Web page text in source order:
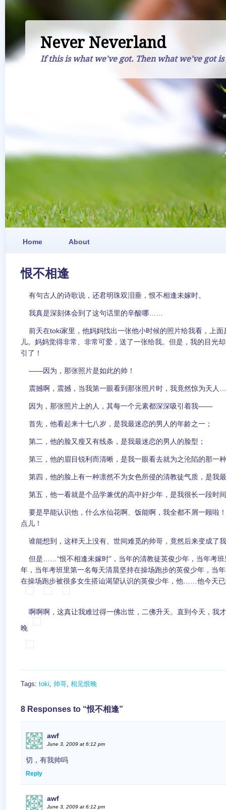
Never Neverland
If this is what we've got. Then what we've got is
Home About
恨不相逢
有句古人的诗歌说，还君明珠双泪垂，恨不相逢未嫁时。
我真是深刻体会到了这句话里的辛酸哪……
前天在toki家里，他妈妈找出一张他小时候的照片给我看，上面
儿。妈妈觉得非常、非常可爱，送了一张给我。但是，我的目光
引了！
——因为，那张照片是如此的帅！
震撼啊，震撼，当我第一眼看到那张照片时，我竟然惊为天
因为，那张照片上的人，其每一个元素都深深吸引着我——
首先，他看起来十七八岁，是我最迷恋的男人的年龄之一；
第二，他的脸又瘦又有线条，是我最迷恋的男人的脸型；
第三，他的眉目锐利而清晰，是我一眼看去就为之沦陷的那一
第四，他的脸上有一种凛然不为女色所侵的清教徒气质，是我
第五，他一看就是个品学兼优的高中好少年，是我很长一段时
要是早能认识他，什么水仙花啊、饭能啊，我全都不屑一顾啦
点儿！
谁能想到，这样天上没有、世间难觅的帅哥，竟然后来变成了
但是……“恨不相逢未嫁时”，当年的清教徒英俊少年，当年考班
年，当年考班里第一名每天清晨坚持在操场跑步的英俊少年，当
在操场跑步被很多女生搭讪渴望认识的英俊少年，他……他今天
啊啊啊，这真让我难过得一佛出世，二佛升天。直到今天，我
晚
Tags: toki, 帅哥, 相见恨晚
8 Responses to “恨不相逢”
awf
June 3, 2009 at 6:12 pm
切，有我帅吗
Reply
awf
June 3, 2009 at 6:12 pm